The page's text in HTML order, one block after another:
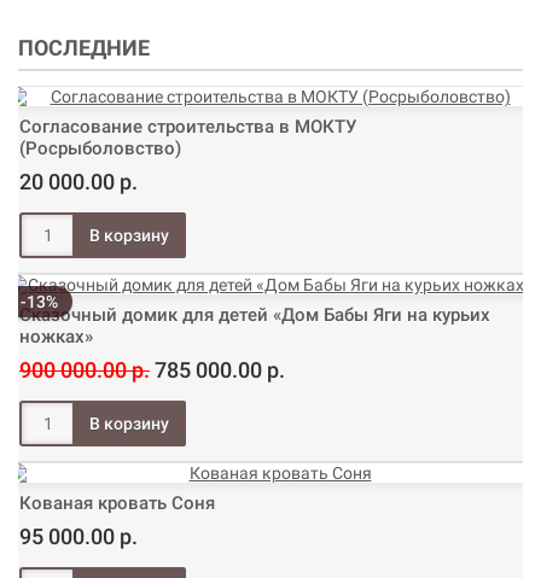
ПОСЛЕДНИЕ
Согласование строительства в МОКТУ
(Росрыболовство)
20 000.00 р.
-13%
Сказочный домик для детей «Дом Бабы Яги на курьих
ножках»
900 000.00 р.785 000.00 р.
Кованая кровать Соня
95 000.00 р.